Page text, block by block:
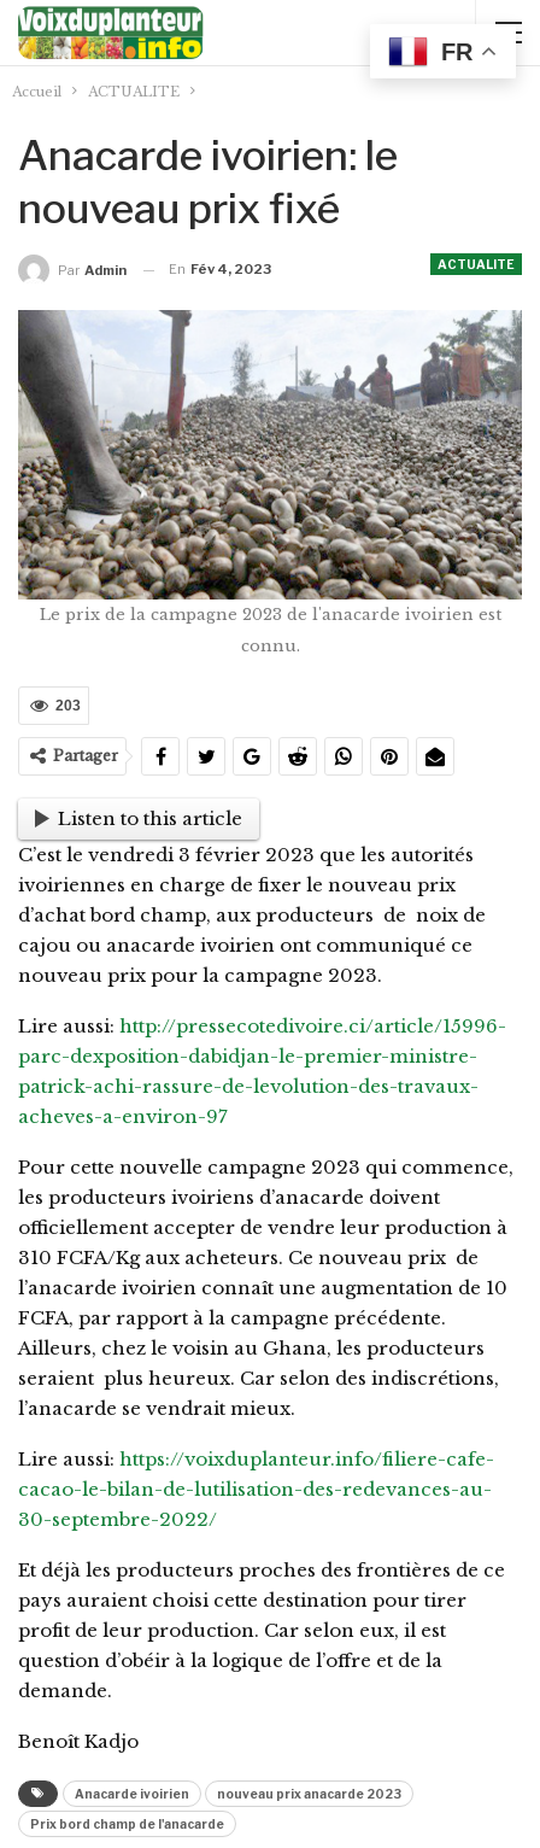
Accueil ACTUALITE
Anacarde ivoirien: le
nouveau prix fixé
ACTUALITE
Par Admin En Fév 4, 2023
Le prix de la campagne 2023 de l'anacarde ivoirien est
connu.
203
Partager
Listen to this article
C’est le vendredi 3 février 2023 que les autorités
ivoiriennes en charge de fixer le nouveau prix
d’achat bord champ, aux producteurs de noix de
cajou ou anacarde ivoirien ont communiqué ce
nouveau prix pour la campagne 2023.
Lire aussi: http://pressecotedivoire.ci/article/15996-
parc-dexposition-dabidjan-le-premier-ministre-
patrick-achi-rassure-de-levolution-des-travaux-
acheves-a-environ-97
Pour cette nouvelle campagne 2023 qui commence,
les producteurs ivoiriens d’anacarde doivent
officiellement accepter de vendre leur production à
310 FCFA/Kg aux acheteurs. Ce nouveau prix de
l’anacarde ivoirien connaît une augmentation de 10
FCFA, par rapport à la campagne précédente.
Ailleurs, chez le voisin au Ghana, les producteurs
seraient plus heureux. Car selon des indiscrétions,
l’anacarde se vendrait mieux.
Lire aussi: https://voixduplanteur.info/filiere-cafe-
cacao-le-bilan-de-lutilisation-des-redevances-au-
30-septembre-2022/
Et déjà les producteurs proches des frontières de ce
pays auraient choisi cette destination pour tirer
profit de leur production. Car selon eux, il est
question d’obéir à la logique de l’offre et de la
demande.
Benoît Kadjo
Anacarde ivoirien nouveau prix anacarde 2023
Prix bord champ de l'anacarde
FR